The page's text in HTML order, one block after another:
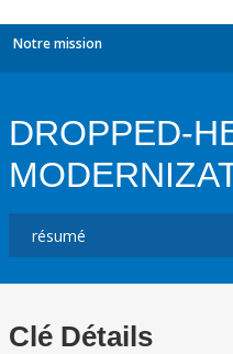
Notre mission
DROPPED-
Clé Détails